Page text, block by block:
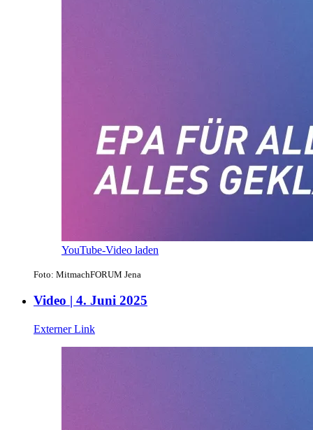
YouTube-Video laden
Foto: MitmachFORUM Jena
Video | 4. Juni 2025
Externer Link